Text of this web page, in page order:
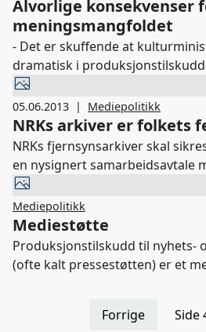
hardt, sier Randi S. Øgrey.
Alvorlige konsekvenser
meningsmangfoldet
- Det er skuffende at
dramatisk i
konsekvenser for
Øgrey, adm. direktør i
Landsforening.
05.06.2013 | Mediepolitikk
NRKs arkiver er folkets
NRKs fjernsynsarkiver skal
en nysignert samarbeidsavtale
Nasjonalbiblioteket og NRK.
landets mediehus fritt kan
Mediepolitikk
Mediestøtte
Produksjonstilskudd til nyhets-
(ofte kalt pressestøtten) er et
demokratisk deltakelse.
Forrige Side